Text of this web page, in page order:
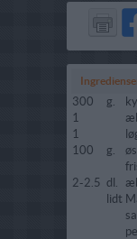
Del
på
300 g.
1
1
100
g.
2-2.5 dl.
lidt